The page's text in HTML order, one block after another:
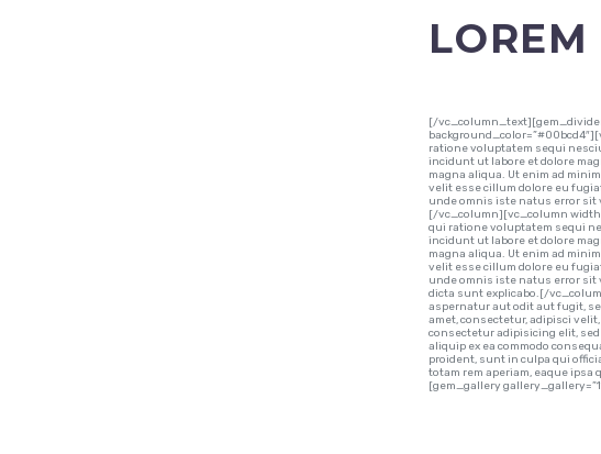
[/
ratione voluptatem sequi
incidunt ut labore et dolore
magna aliqua. Ut enim ad
velit esse cillum dolore eu
unde omnis iste natus error sit
[/vc_column][vc_column
qui ratione voluptatem sequi
incidunt ut labore et dolore
magna aliqua. Ut enim ad
velit esse cillum dolore eu
unde omnis iste natus error sit
dicta sunt explicabo.[/
aspernatur aut odit aut fugit,
amet, consectetur, adipisci
consectetur adipisicing elit,
aliquip ex ea commodo
proident, sunt in culpa qui
totam rem aperiam, eaque
[gem_gallery